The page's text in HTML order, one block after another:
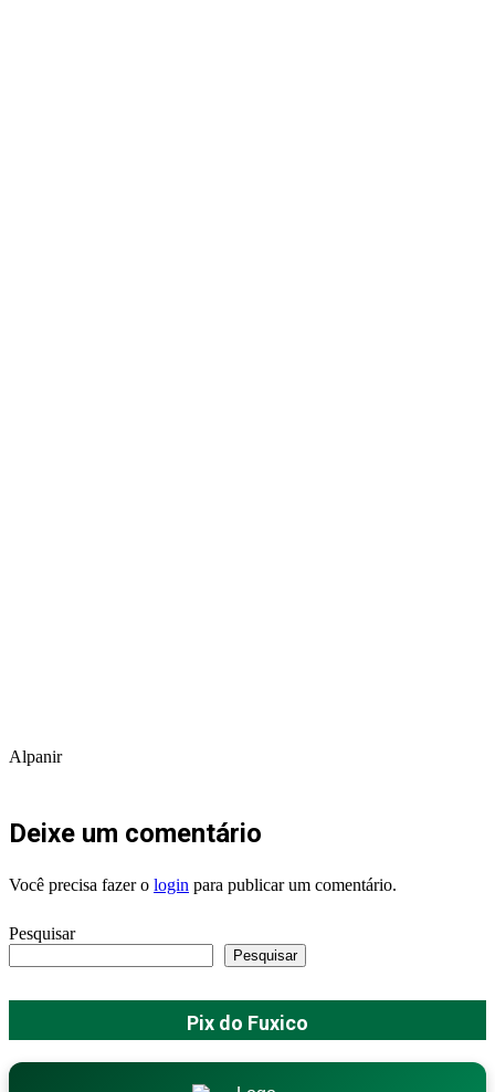
Alpanir
Deixe um comentário
Você precisa fazer o login para publicar um comentário.
Pesquisar
Pesquisar
Pix do Fuxico